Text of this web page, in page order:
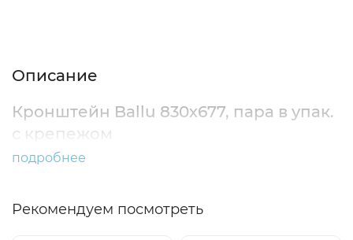
Описание
Кронштейн Ballu 830х677, пара в упак.
с крепежом
подробнее
Рекомендуем посмотреть